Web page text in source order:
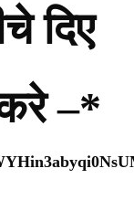
दिए
–*